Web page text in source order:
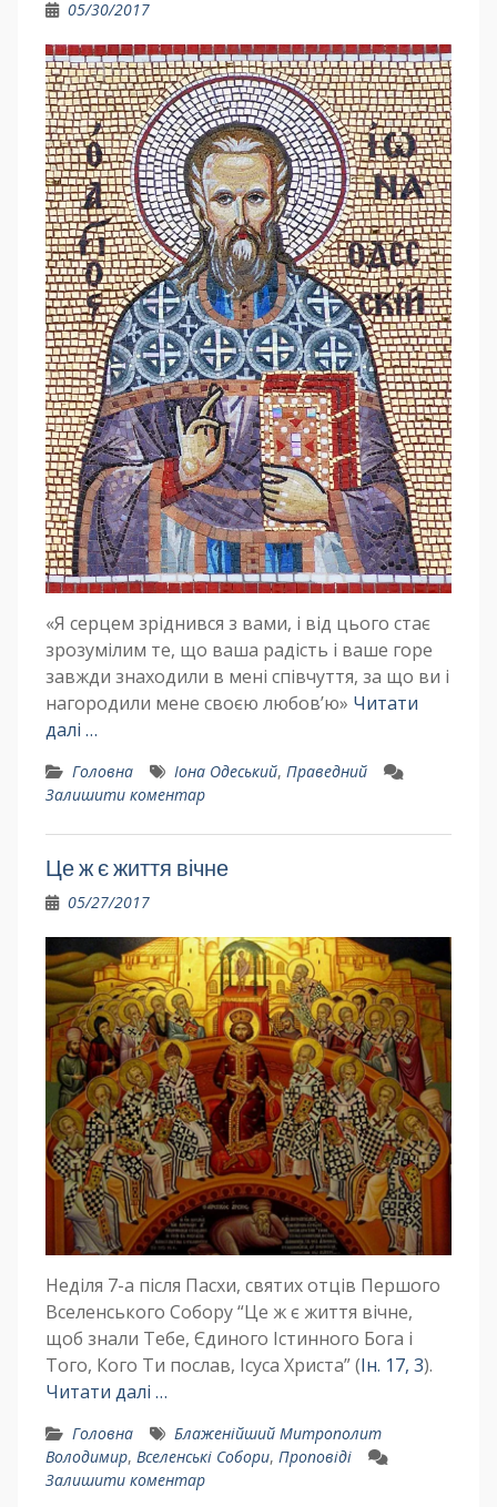
05/30/2017
«Я серцем зріднився з вами, і від цього стає
зрозумілим те, що ваша радість і ваше горе
завжди знаходили в мені співчуття, за що ви і
нагородили мене своєю любов’ю» Читати
далі …
Головна Іона Одеський, Праведний
Залишити коментар
Це ж є життя вічне
05/27/2017
Неділя 7-а після Пасхи, святих отців Першого
Вселенського Собору “Це ж є життя вічне,
щоб знали Тебе, Єдиного Істинного Бога і
Того, Кого Ти послав, Ісуса Христа” (Ін. 17, 3).
Читати далі …
Головна
Блаженійший Митрополит
Володимир, Вселенські Собори, Проповіді
Залишити коментар